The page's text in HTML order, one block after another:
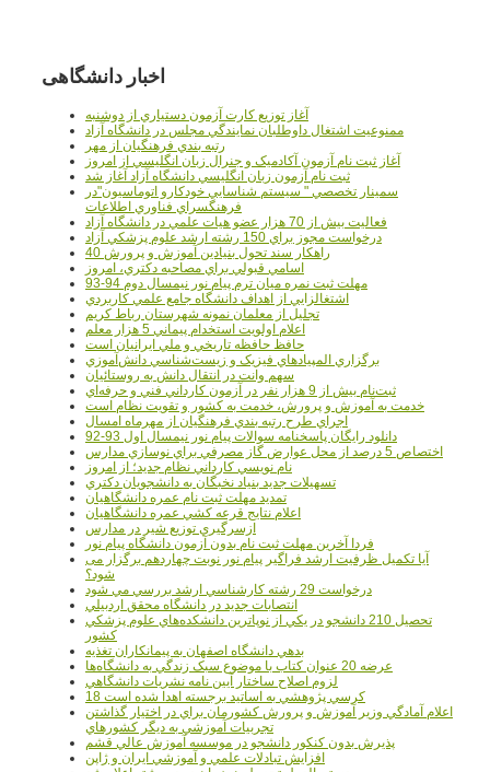
اخبار دانشگاهی
آغاز توزيع کارت آزمون دستياري از دوشنبه
ممنوعيت اشتغال داوطلبان نمايندگي مجلس در دانشگاه آزاد
رتبه بندي فرهنگيان از مهر
آغاز ثبت نام آزمون آکادميک و جنرال زبان انگليسي از امروز
ثبت نام آزمون زبان انگليسي دانشگاه آزاد آغاز شد
سمينار تخصصي " سيستم شناسايي خودکارو اتوماسيون"در
فرهنگسراي فناوري اطلاعات
فعاليت بيش از 70 هزار عضو هيات علمي در دانشگاه آزاد
درخواست مجوز براي 150 رشته ارشد علوم پزشکي آزاد
40 راهکار سند تحول بنيادين آموزش و پرورش
اسامي قبولي براي مصاحبه دکتري، امروز
مهلت ثبت نمره میان ترم پیام نور نیمسال دوم 94-93
اشتغالزايي از اهداف دانشگاه جامع علمي کاربردي
تجليل از معلمان نمونه شهرستان رباط کريم
اعلام اولويت استخدام پيماني 5 هزار معلم
حافظ حافظه تاريخي و ملي ايرانيان است
برگزاري المپيادهاي فيزيک و زيست‌شناسي دانش‌آموزي
سهم وانت در انتقال دانش به روستائيان
ثبت‌نام بيش از 9 هزار نفر در آزمون کارداني فني و حرفه‌اي
خدمت به آموزش و پرورش، خدمت به کشور و تقويت نظام است
اجراي طرح رتبه بندي فرهنگيان از مهرماه امسال
دانلود رایگان پاسخنامه سوالات پیام نور نیمسال اول 93-92
اختصاص 5 درصد از محل عوارض گاز مصرفي براي نوسازي مدارس
نام نويسي کارداني نظام جديد؛ از امروز
تسهيلات جديد بنياد نخبگان به دانشجويان دکتري
تمديد مهلت ثبت نام عمره دانشگاهيان
اعلام نتايج قرعه کشي عمره دانشگاهيان
ازسرگيري توزيع شير در مدارس
فردا آخرین مهلت ثبت نام بدون آزمون دانشگاه پیام نور
آیا تکمیل ظرفیت ارشد فراگیر پیام نور نوبت چهاردهم برگزار می
شود؟
درخواست 29 رشته کارشناسي ارشد بررسي مي شود
انتصابات جديد در دانشگاه محقق اردبيلي
تحصيل 210 دانشجو در يکي از نوپاترين دانشکده‌هاي علوم پزشکي
کشور
بدهي دانشگاه اصفهان به پيمانکاران تغذيه
عرضه 20 عنوان کتاب با موضوع سبک زندگي به دانشگاه‌ها
لزوم اصلاح ساختار آيين نامه نشريات دانشگاهي
18 کرسي پژوهشي به اساتيد برجسته اهدا شده است
اعلام آمادگي وزير آموزش و پرورش کشورمان براي در اختيار گذاشتن
تجربيات آموزشي به ديگر کشورهاي
پذيرش بدون کنکور دانشجو در موسسه آموزش عالي قشم
افزايش تبادلات علمي و آموزشي ايران و ژاپن